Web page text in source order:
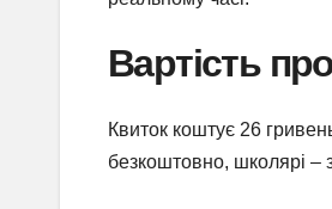
Вартість
Квиток коштує 26
безкоштовно, школярі –